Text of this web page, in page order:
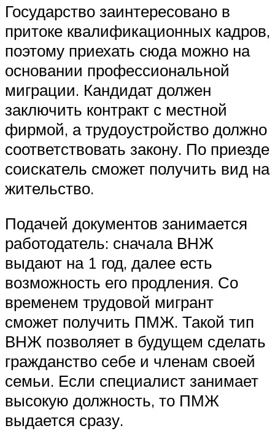
Государство заинтересовано в
притоке квалификационных кадров,
поэтому приехать сюда можно на
основании профессиональной
миграции. Кандидат должен
заключить контракт с местной
фирмой, а трудоустройство должно
соответствовать закону. По приезде
соискатель сможет получить вид на
жительство.
Подачей документов занимается
работодатель: сначала ВНЖ
выдают на 1 год, далее есть
возможность его продления. Со
временем трудовой мигрант
сможет получить ПМЖ. Такой тип
ВНЖ позволяет в будущем сделать
гражданство себе и членам своей
семьи. Если специалист занимает
высокую должность, то ПМЖ
выдается сразу.